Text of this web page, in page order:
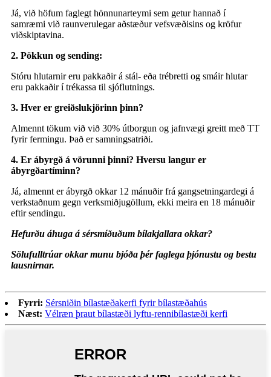
Já, við höfum faglegt hönnunarteymi sem getur hannað í
samræmi við raunverulegar aðstæður vefsvæðisins og kröfur
viðskiptavina.
2. Pökkun og sending:
Stóru hlutarnir eru pakkaðir á stál- eða trébretti og smáir hlutar
eru pakkaðir í trékassa til sjóflutnings.
3. Hver er greiðslukjörinn þinn?
Almennt tökum við við 30% útborgun og jafnvægi greitt með TT
fyrir fermingu. Það er samningsatriði.
4. Er ábyrgð á vörunni þinni? Hversu langur er
ábyrgðartíminn?
Já, almennt er ábyrgð okkar 12 mánuðir frá gangsetningardegi á
verkstaðnum gegn verksmiðjugöllum, ekki meira en 18 mánuðir
eftir sendingu.
Hefurðu áhuga á sérsmíðuðum bílakjallara okkar?
Sölufulltrúar okkar munu bjóða þér faglega þjónustu og bestu
lausnirnar.
Fyrri: Sérsniðin bílastæðakerfi fyrir bílastæðahús
Næst: Vélræn þraut bílastæði lyftu-rennibílastæði kerfi